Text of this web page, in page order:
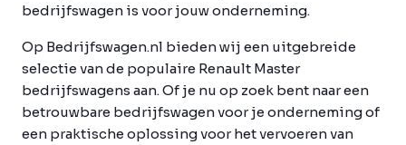
bedrijfswagen is voor jouw onderneming.
Op Bedrijfswagen.nl bieden wij een uitgebreide
selectie van de populaire Renault Master
bedrijfswagens aan. Of je nu op zoek bent naar een
betrouwbare bedrijfswagen voor je onderneming of
een praktische oplossing voor het vervoeren van